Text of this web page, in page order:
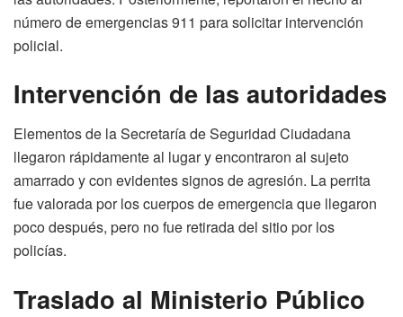
número de emergencias 911 para solicitar intervención
policial.
Intervención de las autoridades
Elementos de la Secretaría de Seguridad Ciudadana
llegaron rápidamente al lugar y encontraron al sujeto
amarrado y con evidentes signos de agresión. La perrita
fue valorada por los cuerpos de emergencia que llegaron
poco después, pero no fue retirada del sitio por los
policías.
Traslado al Ministerio Público